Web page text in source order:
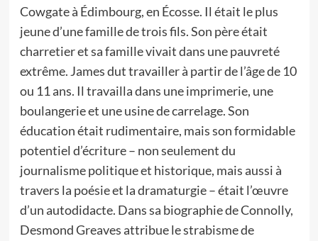
Cowgate à Édimbourg, en Écosse. Il était le plus
jeune d’une famille de trois fils. Son père était
charretier et sa famille vivait dans une pauvreté
extrême. James dut travailler à partir de l’âge de 10
ou 11 ans. Il travailla dans une imprimerie, une
boulangerie et une usine de carrelage. Son
éducation était rudimentaire, mais son formidable
potentiel d’écriture – non seulement du
journalisme politique et historique, mais aussi à
travers la poésie et la dramaturgie – était l’œuvre
d’un autodidacte. Dans sa biographie de Connolly,
Desmond Greaves attribue le strabisme de